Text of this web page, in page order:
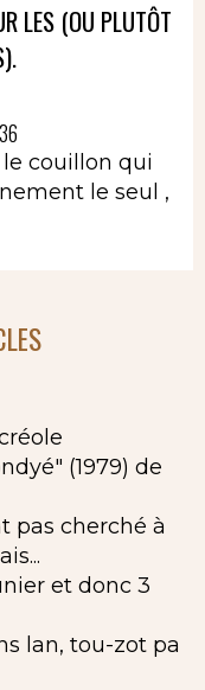
LES (OU PLUTÔT
couillon qui
le seul ,
(1979) de
pas cherché à
et donc 3
lan, tou-zot pa